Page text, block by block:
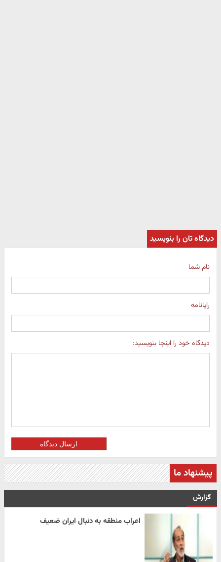
دیدگاه تان را بنویسید
نام شما
رایانامه
دیدگاه خود را اینجا بنویسید:
ارسال دیدگاه
پیشنهاد ما
گزارش
اعراب منطقه به دنبال ایران ضعیف